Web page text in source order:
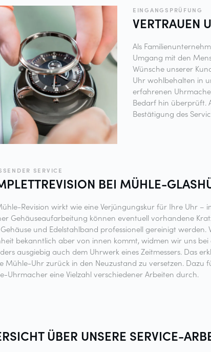
EINGANGSPRÜFUNG
VERTRAUEN
Als
Umgang mit den
Wünsche unserer
Uhr wohlbehalten in
erfahrenen
Bedarf hin überprüft.
Bestätigung des
SERVICE
BEI MÜHLE-
Revision wirkt wie eine Verjüngungskur für Ihre Uhr –
Gehäuseaufarbeitung können eventuell vorhandene
und Edelstahlband professionell gereinigt werden.
bekanntlich aber von innen kommt, widmen wir uns
ausgiebig auch dem Uhrwerk eines Zeitmessers. Das
Mühle-Uhr zurück in den Neuzustand zu versetzen. Dazu
Uhrmacher eine Vielzahl verschiedener Arbeiten durch.
ÜBER UNSERE SERVICE-